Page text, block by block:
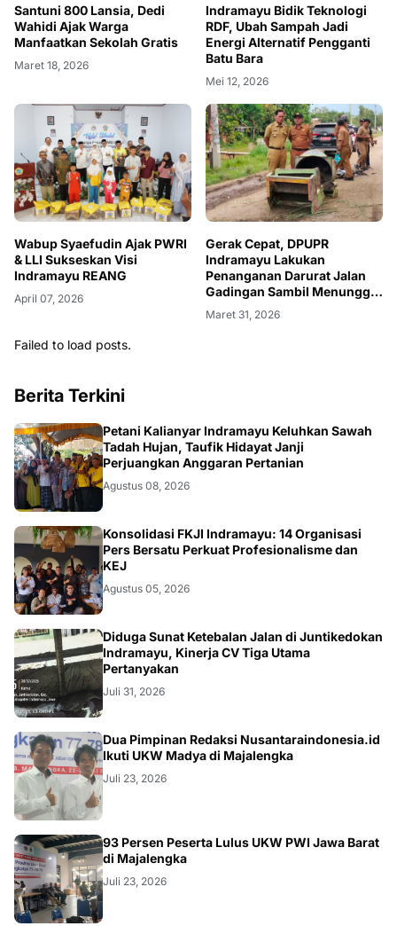
Santuni 800 Lansia, Dedi
Wahidi Ajak Warga
Manfaatkan Sekolah Gratis
Maret 18, 2026
Indramayu Bidik Teknologi
RDF, Ubah Sampah Jadi
Energi Alternatif Pengganti
Batu Bara
Mei 12, 2026
Wabup Syaefudin Ajak PWRI
& LLI Sukseskan Visi
Indramayu REANG
April 07, 2026
Gerak Cepat, DPUPR
Indramayu Lakukan
Penanganan Darurat Jalan
Gadingan Sambil Menunggu
Lelang
Maret 31, 2026
Failed to load posts.
Berita Terkini
Petani Kalianyar Indramayu Keluhkan Sawah
Tadah Hujan, Taufik Hidayat Janji
Perjuangkan Anggaran Pertanian
Agustus 08, 2026
Konsolidasi FKJI Indramayu: 14 Organisasi
Pers Bersatu Perkuat Profesionalisme dan
KEJ
Agustus 05, 2026
KRIMINAL
Diduga Sunat Ketebalan Jalan di Juntikedokan
Indramayu, Kinerja CV Tiga Utama
Pertanyakan
Juli 31, 2026
Dua Pimpinan Redaksi Nusantaraindonesia.id
Ikuti UKW Madya di Majalengka
Juli 23, 2026
93 Persen Peserta Lulus UKW PWI Jawa Barat
di Majalengka
Juli 23, 2026